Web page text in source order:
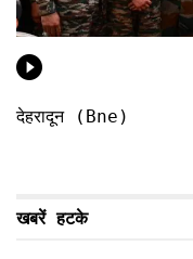
देहरादून (Bne)
खबरें हटके